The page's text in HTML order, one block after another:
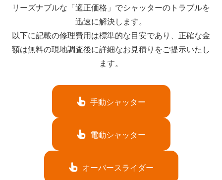
リーズナブルな「適正価格」でシャッターのトラブルを
迅速に解決します。
以下に記載の修理費用は標準的な目安であり、正確な金
額は無料の現地調査後に詳細なお見積りをご提示いたし
ます。
手動シャッター
電動シャッター
オーバースライダー